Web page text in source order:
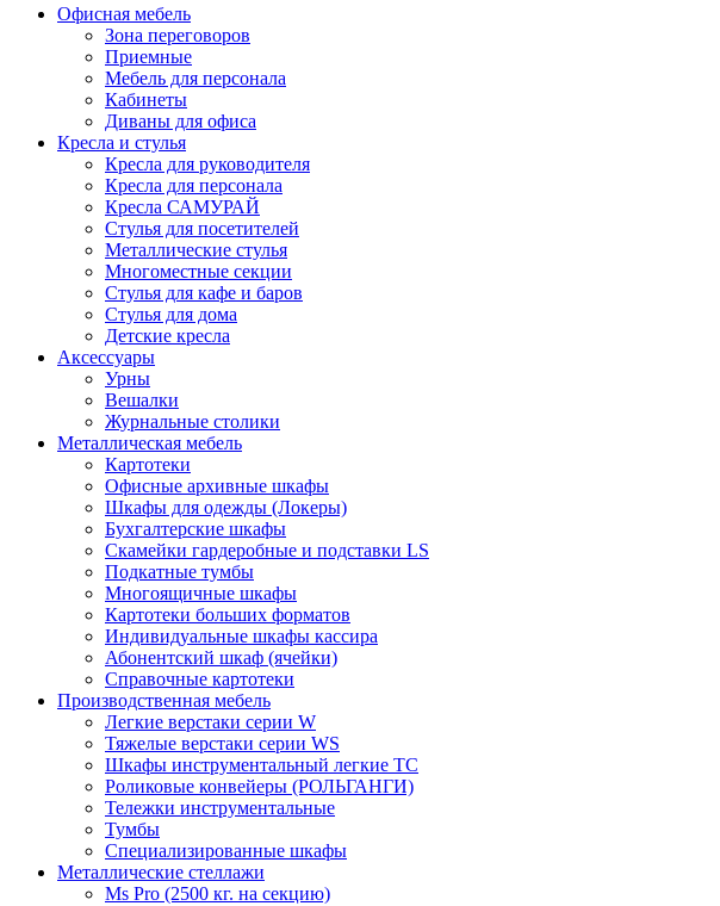
Офисная мебель
Зона переговоров
Приемные
Мебель для персонала
Кабинеты
Диваны для офиса
Кресла и стулья
Кресла для руководителя
Кресла для персонала
Кресла САМУРАЙ
Стулья для посетителей
Металлические стулья
Многоместные секции
Стулья для кафе и баров
Стулья для дома
Детские кресла
Аксессуары
Урны
Вешалки
Журнальные столики
Металлическая мебель
Картотеки
Офисные архивные шкафы
Шкафы для одежды (Локеры)
Бухгалтерские шкафы
Скамейки гардеробные и подставки LS
Подкатные тумбы
Многоящичные шкафы
Картотеки больших форматов
Индивидуальные шкафы кассира
Абонентский шкаф (ячейки)
Справочные картотеки
Производственная мебель
Легкие верстаки серии W
Тяжелые верстаки серии WS
Шкафы инструментальный легкие ТС
Роликовые конвейеры (РОЛЬГАНГИ)
Тележки инструментальные
Тумбы
Специализированные шкафы
Металлические стеллажи
Ms Pro (2500 кг. на секцию)